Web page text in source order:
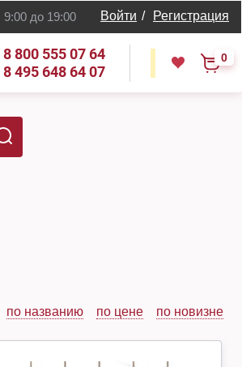
до 19:00 Войти / Регистрация
8 800 555 07 64
8 495 648 64 07
0
по названию по цене по новизне